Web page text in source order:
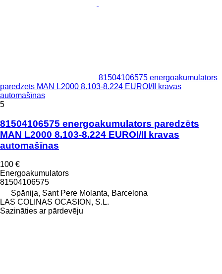
81504106575 energoakumulators
paredzēts MAN L2000 8.103-8.224 EUROI/II kravas
automašīnas
5
81504106575 energoakumulators paredzēts
MAN L2000 8.103-8.224 EUROI/II kravas
automašīnas
100 €
Energoakumulators
81504106575
Spānija, Sant Pere Molanta, Barcelona
LAS COLINAS OCASION, S.L.
Sazināties ar pārdevēju